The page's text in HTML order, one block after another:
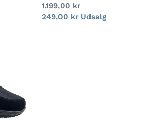
Normalpris
1.199,00 kr
Udsalgspris
249,00 kr Udsalg